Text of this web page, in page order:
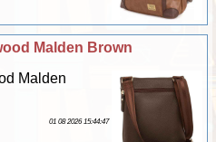
Malden Brown
Malden
01 08 2026 15:44:47